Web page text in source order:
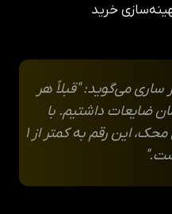
خرید
می‌گوید: "قبلاً هر
تومان ضایعات داشتیم. با
سیستم کنترل موجودی محک، این رقم به کمتر از ۱